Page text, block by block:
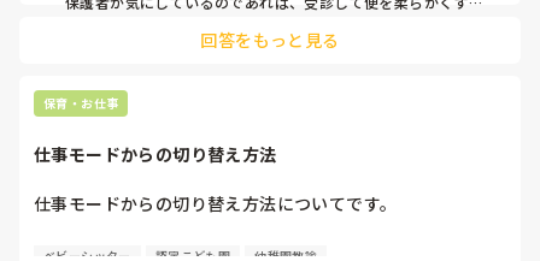
じた便秘薬をもらうことをお勧めします。
ラブレという飲み物が合うお子さんもいるようです。
色々試されているかと思いますが、本人が1番きついです。
回答をもっと見る
保育・お仕事
仕事モードからの切り替え方法
仕事モードからの切り替え方法についてです。
お休みの日に仕事のことを考えると自分でも切り替えは意識
ベビーシッター 認定こども園 幼稚園教諭